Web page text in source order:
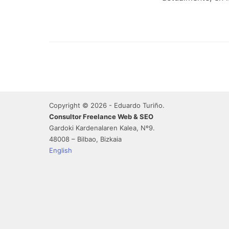
Copyright © 2026 - Eduardo Turiño.
Consultor Freelance Web & SEO
Gardoki Kardenalaren Kalea, Nº9.
48008 – Bilbao, Bizkaia
English